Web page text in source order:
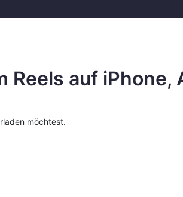
Reels auf
möchtest.